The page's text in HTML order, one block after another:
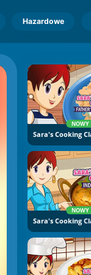
Hazardowe
NOWY
NOWY